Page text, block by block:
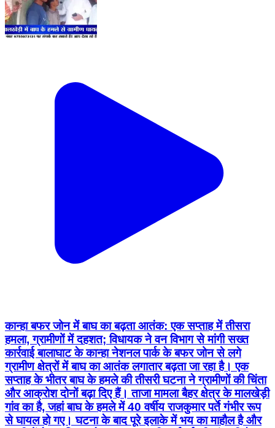
कान्हा बफर जोन में बाघ का बढ़ता आतंक: एक सप्ताह में तीसरा
हमला, ग्रामीणों में दहशत; विधायक ने वन विभाग से मांगी सख्त
कार्रवाई बालाघाट के कान्हा नेशनल पार्क के बफर जोन से लगे
ग्रामीण क्षेत्रों में बाघ का आतंक लगातार बढ़ता जा रहा है। एक
सप्ताह के भीतर बाघ के हमले की तीसरी घटना ने ग्रामीणों की चिंता
और आक्रोश दोनों बढ़ा दिए हैं। ताजा मामला बैहर क्षेत्र के मालखेड़ी
गांव का है, जहां बाघ के हमले में 40 वर्षीय राजकुमार पर्ते गंभीर रूप
से घायल हो गए। घटना के बाद पूरे इलाके में भय का माहौल है और